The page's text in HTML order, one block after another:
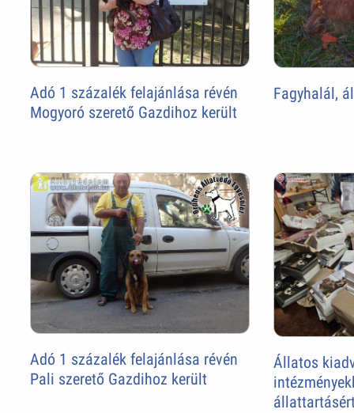
Adó 1 százalék felajánlása révén
Mogyoró szerető Gazdihoz került
Fagyhalál,
Adó 1 százalék felajánlása révén
Pali szerető Gazdihoz került
Állatos